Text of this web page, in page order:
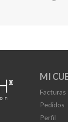
MI
Facturas
Pedidos
Perfil